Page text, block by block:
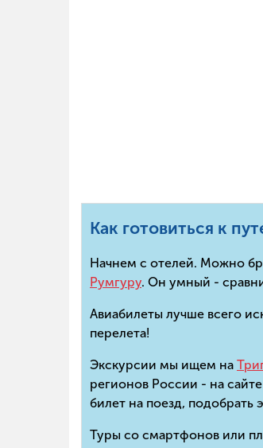
Как готовиться к
Начнем с отелей. Можно
Румгуру. Он умный -
Авиабилеты лучше всего
перелета!
Экскурсии мы ищем на
регионов России - на
билет на поезд,
Туры со смартфонов или